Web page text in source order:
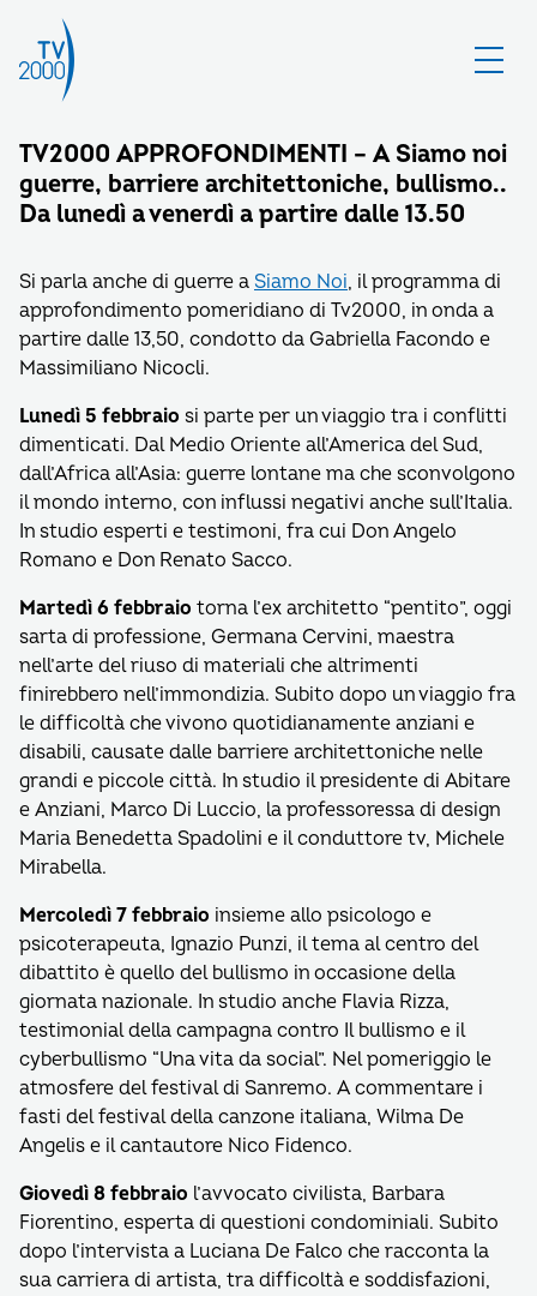
TV2000 APPROFONDIMENTI – A Siamo noi
guerre, barriere architettoniche, bullismo..
Da lunedì a venerdì a partire dalle 13.50
Si parla anche di guerre a Siamo Noi, il programma di
approfondimento pomeridiano di Tv2000, in onda a
partire dalle 13,50, condotto da Gabriella Facondo e
Massimiliano Nicocli.
Lunedì 5 febbraio si parte per un viaggio tra i conflitti
dimenticati. Dal Medio Oriente all’America del Sud,
dall’Africa all’Asia: guerre lontane ma che sconvolgono
il mondo interno, con influssi negativi anche sull’Italia.
In studio esperti e testimoni, fra cui Don Angelo
Romano e Don Renato Sacco.
Martedì 6 febbraio torna l’ex architetto “pentito”, oggi
sarta di professione, Germana Cervini, maestra
nell’arte del riuso di materiali che altrimenti
finirebbero nell’immondizia. Subito dopo un viaggio fra
le difficoltà che vivono quotidianamente anziani e
disabili, causate dalle barriere architettoniche nelle
grandi e piccole città. In studio il presidente di Abitare
e Anziani, Marco Di Luccio, la professoressa di design
Maria Benedetta Spadolini e il conduttore tv, Michele
Mirabella.
Mercoledì 7 febbraio insieme allo psicologo e
psicoterapeuta, Ignazio Punzi, il tema al centro del
dibattito è quello del bullismo in occasione della
giornata nazionale. In studio anche Flavia Rizza,
testimonial della campagna contro Il bullismo e il
cyberbullismo “Una vita da social”. Nel pomeriggio le
atmosfere del festival di Sanremo. A commentare i
fasti del festival della canzone italiana, Wilma De
Angelis e il cantautore Nico Fidenco.
Giovedì 8 febbraio l’avvocato civilista, Barbara
Fiorentino, esperta di questioni condominiali. Subito
dopo l’intervista a Luciana De Falco che racconta la
sua carriera di artista, tra difficoltà e soddisfazioni,